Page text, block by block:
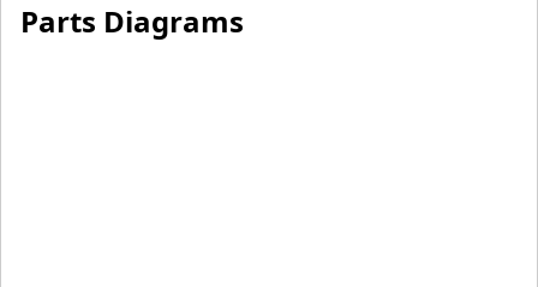
Parts Diagrams